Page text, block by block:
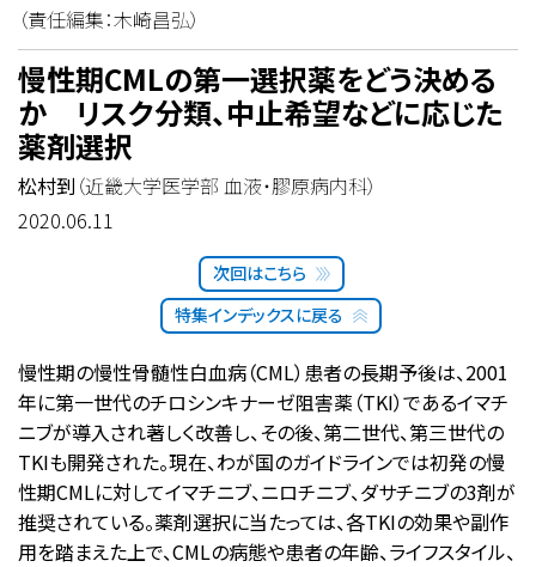
（責任編集：木崎昌弘）
慢性期CMLの第一選択薬をどう決める
か リスク分類、中止希望などに応じた
薬剤選択
松村到 （近畿大学医学部 血液・膠原病内科）
2020.06.11
次回はこちら
特集インデックスに戻る
慢性期の慢性骨髄性白血病（CML）患者の長期予後は、2001
年に第一世代のチロシンキナーゼ阻害薬（TKI）であるイマチ
ニブが導入され著しく改善し、その後、第二世代、第三世代の
TKIも開発された。現在、わが国のガイドラインでは初発の慢
性期CMLに対してイマチニブ、ニロチニブ、ダサチニブの3剤が
推奨されている。薬剤選択に当たっては、各TKIの効果や副作
用を踏まえた上で、CMLの病態や患者の年齢、ライフスタイル、